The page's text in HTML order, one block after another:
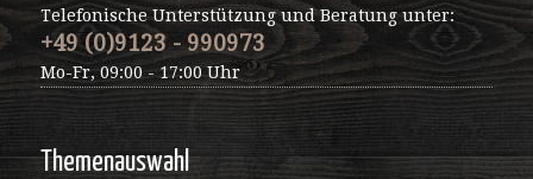
Telefonische Unterstützung und Beratung unter:
+49 (0)9123 - 990973
Mo-Fr, 09:00 - 17:00 Uhr
Themenauswahl